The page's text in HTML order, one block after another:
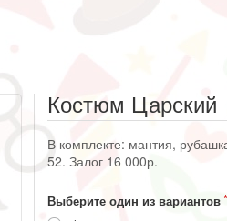
Костюм Царский
В комплекте: мантия,
52. Залог 16 000р.
Выберите один из вариантов